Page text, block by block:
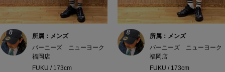
所属：メンズ
バーニーズ ニューヨーク
福岡店
FUKU / 173cm
所属：メンズ
バーニーズ ニューヨーク
福岡店
FUKU / 173cm